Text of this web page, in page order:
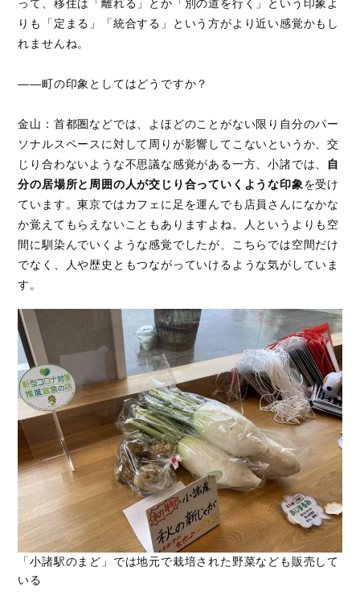
って、移住は「離れる」とか「別の道を行く」という印象よ
りも「定まる」「統合する」という方がより近い感覚かもし
れませんね。
――町の印象としてはどうですか？
金山：首都圏などでは、よほどのことがない限り自分のパー
ソナルスペースに対して周りが影響してこないというか、交
じり合わないような不思議な感覚がある一方、小諸では、
自
分の居場所と周囲の人が交じり合っていくような印象を受け
ています。東京ではカフェに足を運んでも店員さんになかな
か覚えてもらえないこともありますよね。人というよりも空
間に馴染んでいくような感覚でしたが、こちらでは空間だけ
でなく、人や歴史ともつながっていけるような気がしていま
す。
「小諸駅のまど」では地元で栽培された野菜なども販売して
いる